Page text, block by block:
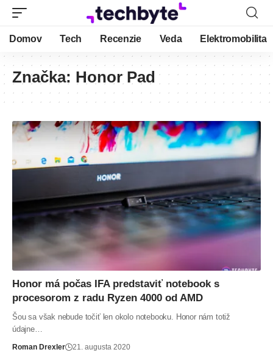
Domov Tech Recenzie Veda Elektromobilita
Značka: Honor Pad
Honor má počas IFA predstaviť notebook s
procesorom z radu Ryzen 4000 od AMD
Šou sa však nebude točiť len okolo notebooku. Honor nám totiž
údajne…
Roman Drexler 21. augusta 2020